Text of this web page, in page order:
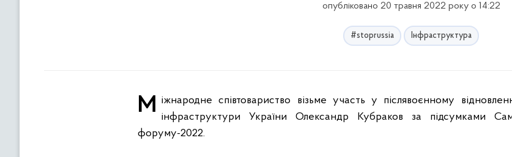
опубліковано 20 травня 2022 року о 14:22
#stoprussia Інфраструктура
Міжнародне співтовариство візьме участь у післявоєнному відновленні України. Про це заявив міністр інфраструктури України Олександр Кубраков за підсумками
форуму-2022.